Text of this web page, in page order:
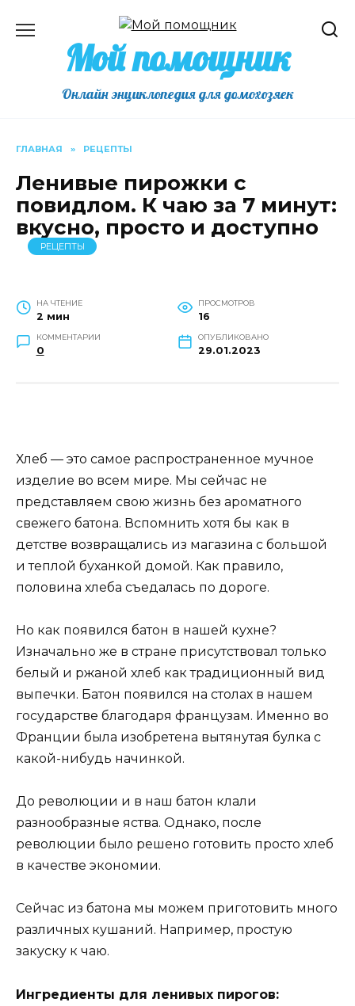
содержаниюМой помощник
Онлайн энциклопедия для домохозяек
ГЛАВНАЯ » РЕЦЕПТЫ
Ленивые пирожки с
повидлом. К чаю за 7 минут:
вкусно, просто и доступно
РЕЦЕПТЫ
НА ЧТЕНИЕ
2 мин
ПРОСМОТРОВ
16
КОММЕНТАРИИ
0
ОПУБЛИКОВАНО
29.01.2023
Хлеб — это самое распространенное мучное
изделие во всем мире. Мы сейчас не
представляем свою жизнь без ароматного
свежего батона. Вспомнить хотя бы как в
детстве возвращались из магазина с большой
и теплой буханкой домой. Как правило,
половина хлеба съедалась по дороге.
Но как появился батон в нашей кухне?
Изначально же в стране присутствовал только
белый и ржаной хлеб как традиционный вид
выпечки. Батон появился на столах в нашем
государстве благодаря французам. Именно во
Франции была изобретена вытянутая булка с
какой-нибудь начинкой.
До революции и в наш батон клали
разнообразные яства. Однако, после
революции было решено готовить просто хлеб
в качестве экономии.
Сейчас из батона мы можем приготовить много
различных кушаний. Например, простую
закуску к чаю.
Ингредиенты для ленивых пирогов: